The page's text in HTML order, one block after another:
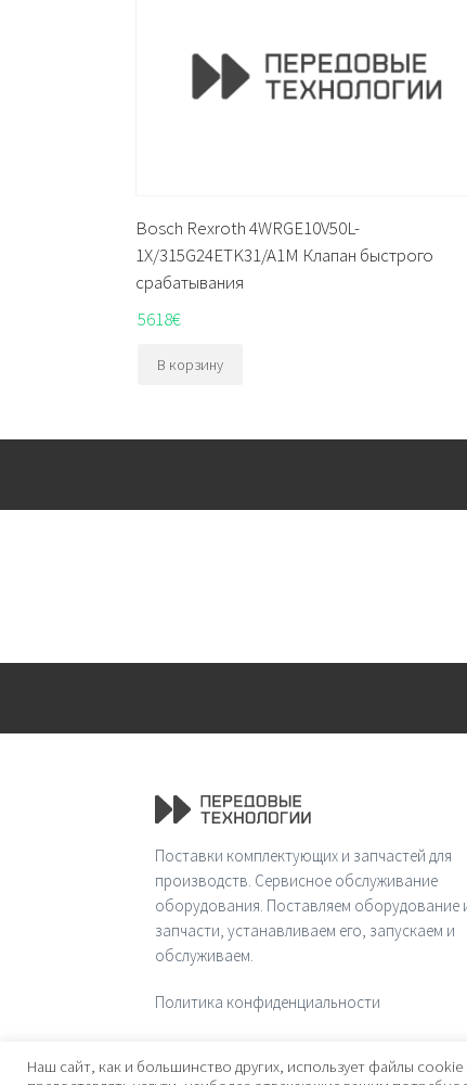
Bosch Rexroth 4WRGE10V50L-
1X/315G24ETK31/A1M Клапан быстрого
срабатывания
5618€
В корзину
Поставки комплектующих и запчастей для
производств. Сервисное обслуживание
оборудования. Поставляем оборудование
запчасти, устанавливаем его, запускаем и
обслуживаем.
Политика конфиденциальности
Наш сайт, как и большинство других, использует файлы